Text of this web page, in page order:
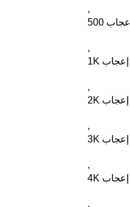
,
500 إعجاب
,
1K إعجاب
,
2K إعجاب
,
3K إعجاب
,
4K إعجاب
,